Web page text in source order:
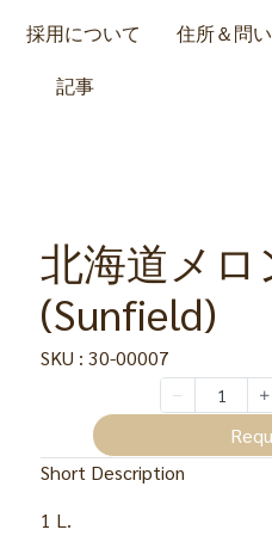
採用について 住所＆問
記事
北海道メ
(Sunfield)
SKU : 30-00007
Short Description
1 L.